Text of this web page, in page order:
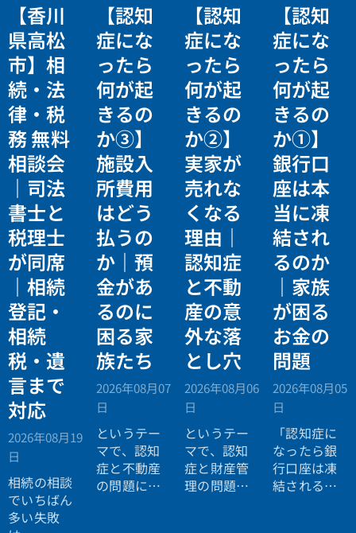
【香川
県高松
市】相
続・法
律・税
務 無料
相談会
｜司法
書士と
税理士
が同席
｜相続
登記・
相続
税・遺
言まで
対応
2026年08月19
日
相続の相談
でいちばん
多い失敗
【認知
症にな
ったら
何が起
きるの
か③】
施設入
所費用
はどう
払うの
か｜預
金があ
るのに
困る家
族たち
2026年08月07
日
というテー
マで、認知
症と不動産
の問題につ
【認知
症にな
ったら
何が起
きるの
か②】
実家が
売れな
くなる
理由｜
認知症
と不動
産の意
外な落
とし穴
2026年08月06
日
というテー
マで、認知
症と財産管
理の問題に
【認知
症にな
ったら
何が起
きるの
か①】
銀行口
座は本
当に凍
結され
るのか
｜家族
が困る
お金の
問題
2026年08月05
日
「認知症に
なったら銀
行口座は凍
結されると